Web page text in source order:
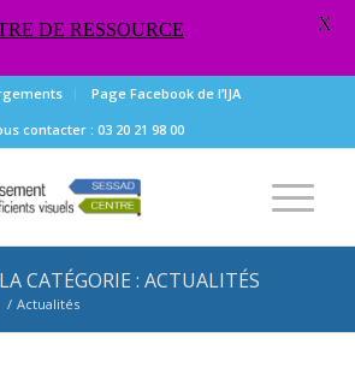
Page Facebook de l’IJA
contacter : 03 20 21 98 00
CATÉGORIE : ACTUALITÉS
/ Actualités
DE RESSOURCE X